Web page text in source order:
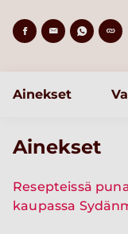
Ainekset
Ainekset
Resepteissä
kaupassa